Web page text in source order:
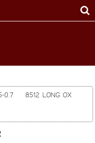
0.7
8512 LONG OX